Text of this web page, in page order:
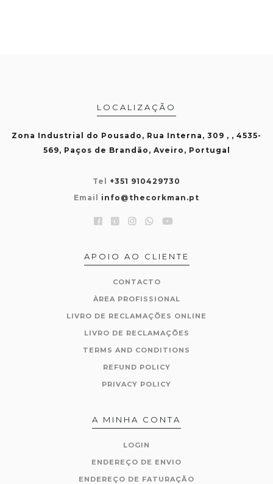
LOCALIZAÇÃO
Zona Industrial do Pousado, Rua Interna, 309 , , 4535-
569, Paços de Brandão, Aveiro, Portugal
Tel +351 910429730
Email info@thecorkman.pt
APOIO AO CLIENTE
CONTACTO
ÀREA PROFISSIONAL
LIVRO DE RECLAMAÇÕES ONLINE
LIVRO DE RECLAMAÇÕES
TERMS AND CONDITIONS
REFUND POLICY
PRIVACY POLICY
A MINHA CONTA
LOGIN
ENDEREÇO DE ENVIO
ENDEREÇO DE FATURAÇÃO